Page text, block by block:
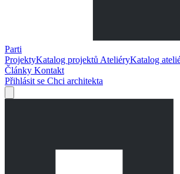
Parti
ProjektyKatalog projektů AteliéryKatalog
Články Kontakt
Přihlásit se Chci architekta